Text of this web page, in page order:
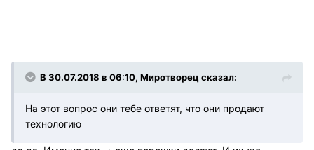
В 30.07.2018 в 06:10, Миротворец сказал:
На этот вопрос они тебе ответят, что они продают
технологию